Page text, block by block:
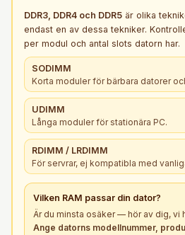
DDR3, DDR4 och DDR5 är olika
endast en av dessa tekniker.
per modul och antal slots datorn har.
SODIMM
Korta moduler för bärbara datorer
UDIMM
Långa moduler för stationära PC.
RDIMM / LRDIMM
För servrar, ej kompatibla med
Vilken RAM passar din dator?
Är du minsta osäker — hör av dig, vi
Ange datorns modellnummer,